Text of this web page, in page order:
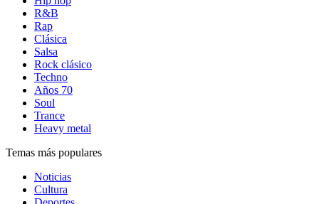
R&B
Rap
Clásica
Salsa
Rock clásico
Techno
Años 70
Soul
Trance
Heavy metal
Temas más populares
Noticias
Cultura